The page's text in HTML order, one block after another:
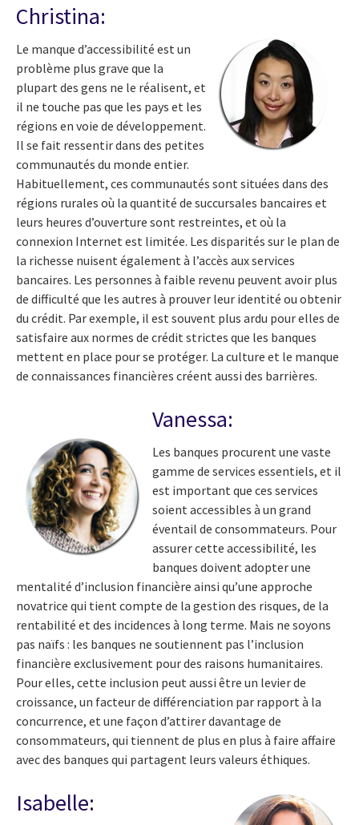
Christina:
Le manque d’accessibilité est un
problème plus grave que la
plupart des gens ne le réalisent, et
il ne touche pas que les pays et les
régions en voie de développement.
Il se fait ressentir dans des petites
communautés du monde entier.
Habituellement, ces communautés sont situées dans des
régions rurales où la quantité de succursales bancaires et
leurs heures d’ouverture sont restreintes, et où la
connexion Internet est limitée. Les disparités sur le plan de
la richesse nuisent également à l’accès aux services
bancaires. Les personnes à faible revenu peuvent avoir plus
de difficulté que les autres à prouver leur identité ou obtenir
du crédit. Par exemple, il est souvent plus ardu pour elles de
satisfaire aux normes de crédit strictes que les banques
mettent en place pour se protéger. La culture et le manque
de connaissances financières créent aussi des barrières.
Vanessa:
Les banques procurent une vaste
gamme de services essentiels, et il
est important que ces services
soient accessibles à un grand
éventail de consommateurs. Pour
assurer cette accessibilité, les
banques doivent adopter une
mentalité d’inclusion financière ainsi qu’une approche
novatrice qui tient compte de la gestion des risques, de la
rentabilité et des incidences à long terme. Mais ne soyons
pas naïfs : les banques ne soutiennent pas l’inclusion
financière exclusivement pour des raisons humanitaires.
Pour elles, cette inclusion peut aussi être un levier de
croissance, un facteur de différenciation par rapport à la
concurrence, et une façon d’attirer davantage de
consommateurs, qui tiennent de plus en plus à faire affaire
avec des banques qui partagent leurs valeurs éthiques.
Isabelle: